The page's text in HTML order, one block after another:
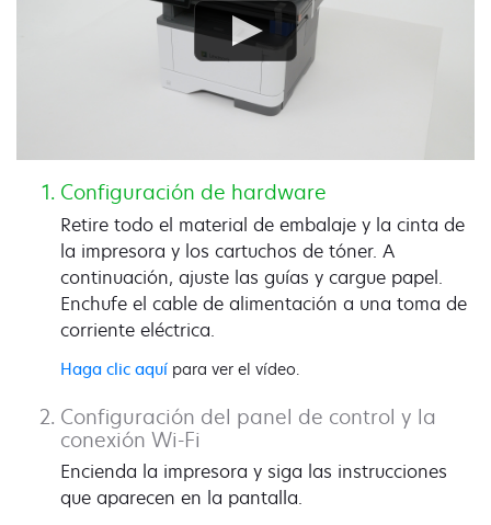
Configuración de hardware
Retire todo el material de embalaje y la cinta de
la impresora y los cartuchos de tóner. A
continuación, ajuste las guías y cargue papel.
Enchufe el cable de alimentación a una toma de
corriente eléctrica.
Haga clic aquí para ver el vídeo.
Configuración del panel de control y la
conexión Wi-Fi
Encienda la impresora y siga las instrucciones
que aparecen en la pantalla.